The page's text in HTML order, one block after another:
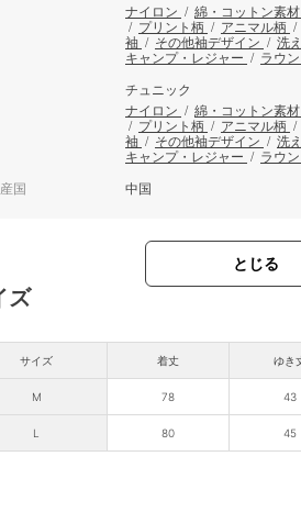
ナイロン / 綿・コットン素材
/ プリント柄 / アニマル柄 /
袖 / その他袖デザイン / 洗
キャンプ・レジャー / ラウ
チュニック
ナイロン / 綿・コットン素材
/ プリント柄 / アニマル柄 /
袖 / その他袖デザイン / 洗
キャンプ・レジャー / ラウ
国 中国
とじる
ズ
サイズ
M
L
着丈 ゆき
78 43
80 45